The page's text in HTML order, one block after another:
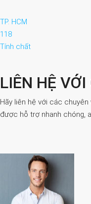
TP. HCM
118
Tính chất
LIÊN HỆ
Hãy liên hệ với các
được hỗ trợ nhanh chóng,